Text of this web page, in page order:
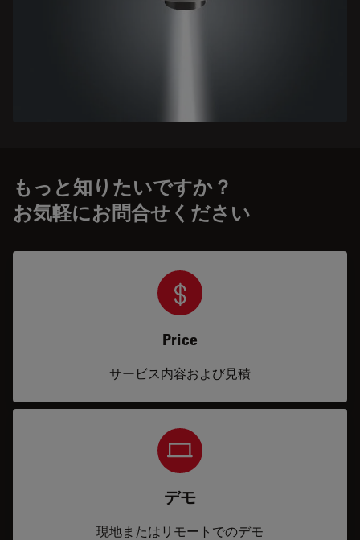
もっと知りたいですか？
お気軽にお問合せください
Price
サービス内容および見積
デモ
現地またはリモートでのデモ